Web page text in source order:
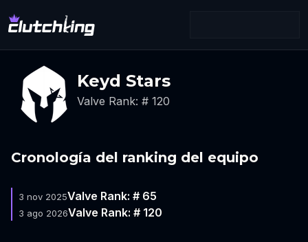
Keyd Stars
Valve Rank: # 120
Cronología del ranking del equipo
3 nov 2025Valve Rank: # 65
3 ago 2026Valve Rank: # 120